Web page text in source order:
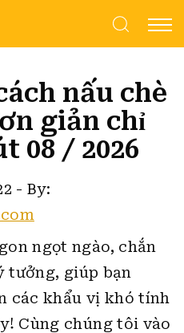
nấu chè
giản chỉ
08 / 2026
-By:
ngọt ngào, chắn
tưởng, giúp bạn
các khẩu vị khó tính
Cùng chúng tôi vào